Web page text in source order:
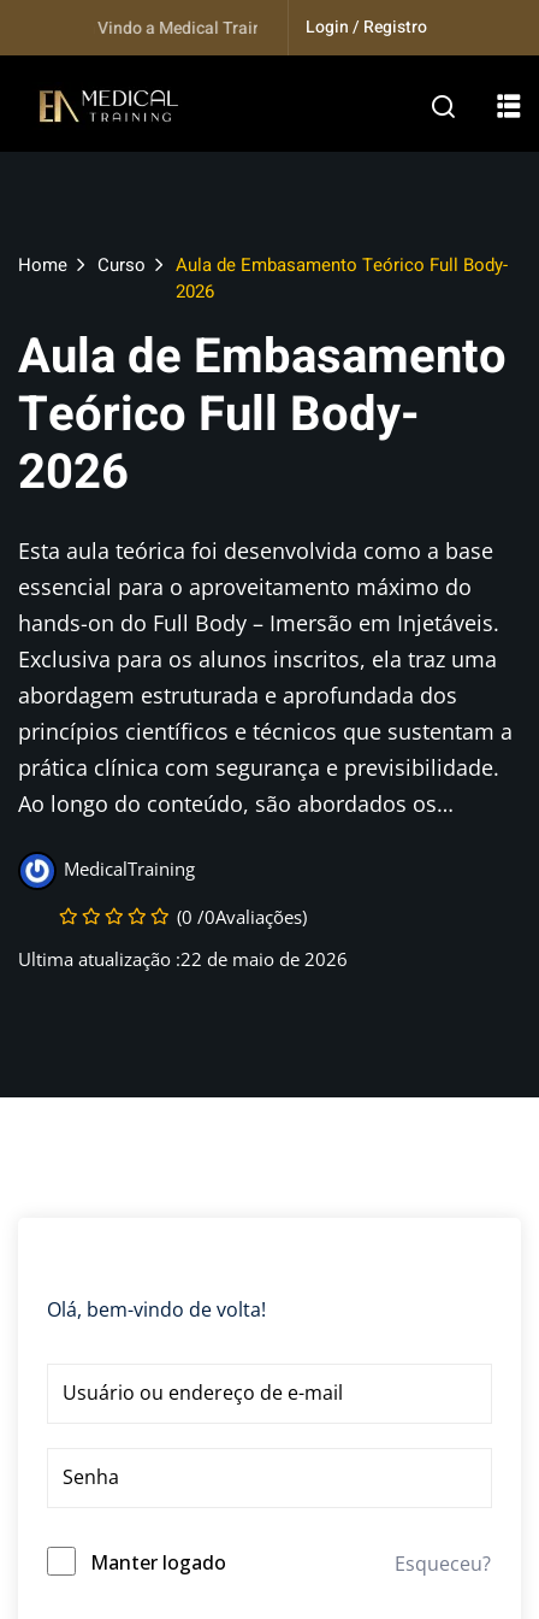
Seja bem Vindo a Medical Training... Login / Registro
Home Curso
Aula de Embasamento Teórico Full Body-
2026
Aula de Embasamento
Teórico Full Body-
2026
Esta aula teórica foi desenvolvida como a base
essencial para o aproveitamento máximo do
hands-on do Full Body – Imersão em Injetáveis.
Exclusiva para os alunos inscritos, ela traz uma
abordagem estruturada e aprofundada dos
princípios científicos e técnicos que sustentam a
prática clínica com segurança e previsibilidade.
Ao longo do conteúdo, são abordados os…
MedicalTraining
(0 /0Avaliações)
Ultima atualização :22 de maio de 2026
Olá, bem-vindo de volta!
Manter logado Esqueceu?